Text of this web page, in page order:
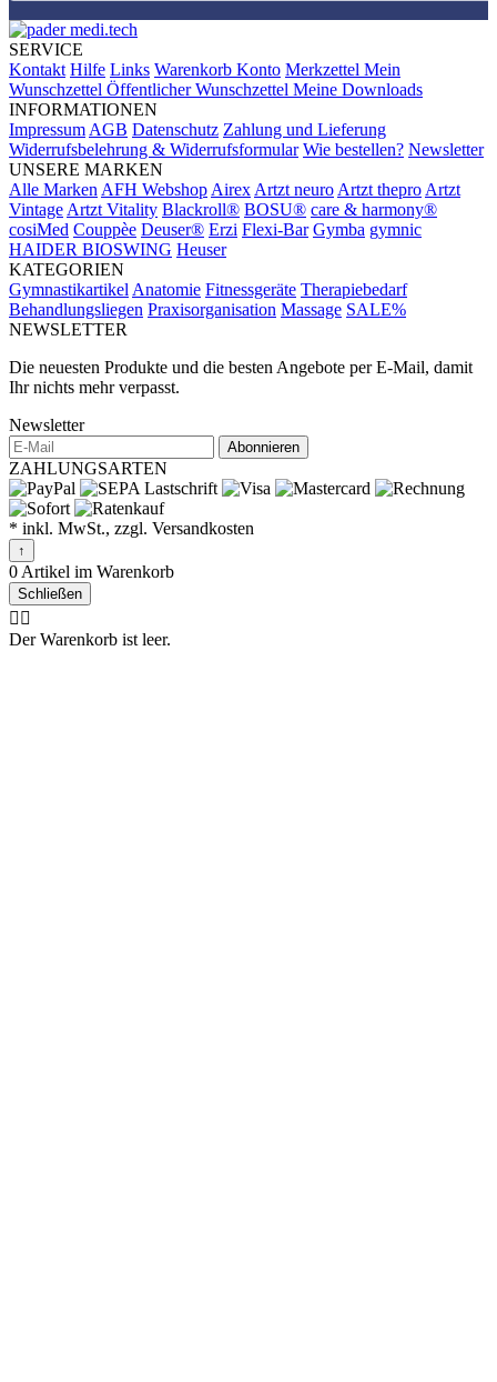
SERVICE
Kontakt Hilfe Links Warenkorb Konto Merkzettel Mein
Wunschzettel Öffentlicher Wunschzettel Meine Downloads
INFORMATIONEN
Impressum AGB Datenschutz Zahlung und Lieferung
Widerrufsbelehrung & Widerrufsformular Wie bestellen? Newsletter
UNSERE MARKEN
Alle Marken AFH Webshop Airex Artzt neuro Artzt thepro Artzt
Vintage Artzt Vitality Blackroll® BOSU® care & harmony®
cosiMed Couppèe Deuser® Erzi Flexi-Bar Gymba gymnic
HAIDER BIOSWING Heuser
KATEGORIEN
Gymnastikartikel Anatomie Fitnessgeräte Therapiebedarf
Behandlungsliegen Praxisorganisation Massage SALE%
NEWSLETTER
Die neuesten Produkte und die besten Angebote per E-Mail, damit
Ihr nichts mehr verpasst.
Newsletter
Abonnieren
ZAHLUNGSARTEN
* inkl. MwSt., zzgl. Versandkosten
↑
0 Artikel im Warenkorb
Schließen
🤷‍♂️
Der Warenkorb ist leer.